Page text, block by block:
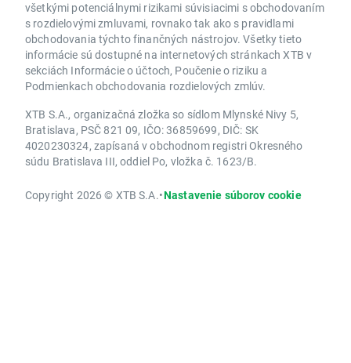
všetkými potenciálnymi rizikami súvisiacimi s obchodovaním
s rozdielovými zmluvami, rovnako tak ako s pravidlami
obchodovania týchto finančných nástrojov. Všetky tieto
informácie sú dostupné na internetových stránkach XTB v
sekciách Informácie o účtoch, Poučenie o riziku a
Podmienkach obchodovania rozdielových zmlúv.
XTB S.A., organizačná zložka so sídlom Mlynské Nivy 5,
Bratislava, PSČ 821 09, IČO: 36859699, DIČ: SK
4020230324, zapísaná v obchodnom registri Okresného
súdu Bratislava III, oddiel Po, vložka č. 1623/B.
Copyright 2026 © XTB S.A.•Nastavenie súborov cookie